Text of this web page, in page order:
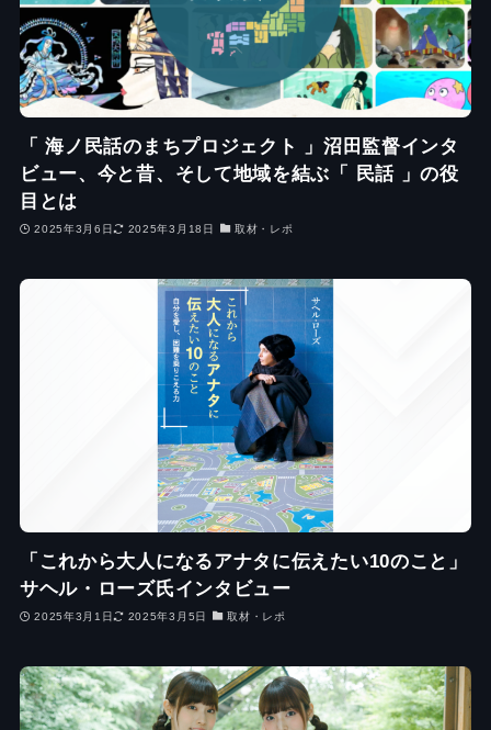
「 海ノ民話のまちプロジェクト 」沼田監督インタ
ビュー、今と昔、そして地域を結ぶ「 民話 」の役
目とは
2025年3月6日 2025年3月18日 取材・レポ
「これから大人になるアナタに伝えたい10のこと」
サヘル・ローズ氏インタビュー
2025年3月1日 2025年3月5日 取材・レポ